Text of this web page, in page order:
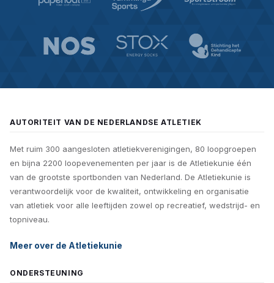
AUTORITEIT VAN DE NEDERLANDSE ATLETIEK
Met ruim 300 aangesloten atletiekverenigingen, 80 loopgroepen
en bijna 2200 loopevenementen per jaar is de Atletiekunie één
van de grootste sportbonden van Nederland. De Atletiekunie is
verantwoordelijk voor de kwaliteit, ontwikkeling en organisatie
van atletiek voor alle leeftijden zowel op recreatief, wedstrijd- en
topniveau.
Meer over de Atletiekunie
ONDERSTEUNING